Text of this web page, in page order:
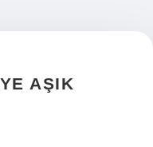
AŞIK